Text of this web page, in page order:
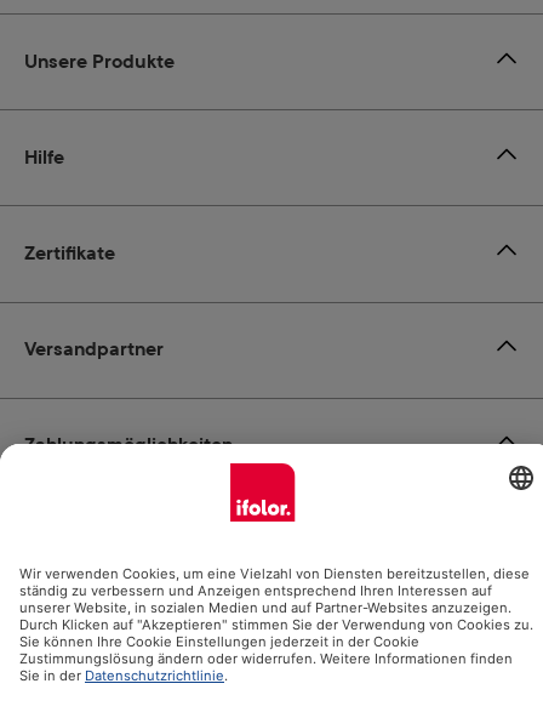
Zertifikate
Unsere Produkte
Hilfe
Zahlungsmöglichkeiten
Versandpartner
Datenschutz Impressum AGB
Alle Preise inkl. gesetzl. Mehrwertsteuer zzgl.